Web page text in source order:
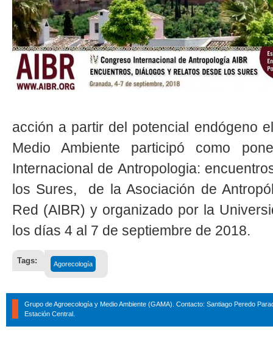
acción a partir del potencial endógeno
Medio Ambiente participó como
Internacional de Antropologia:
los Sures, de la Asociación de
Red (AIBR) y organizado por la
los días 4 al 7 de septiembre de 2018.
Tags: Agorecología
Grupo de Agroecología y Medio Ambiente (GAMA). Contacto: Santiago Peredo
Estación Central.